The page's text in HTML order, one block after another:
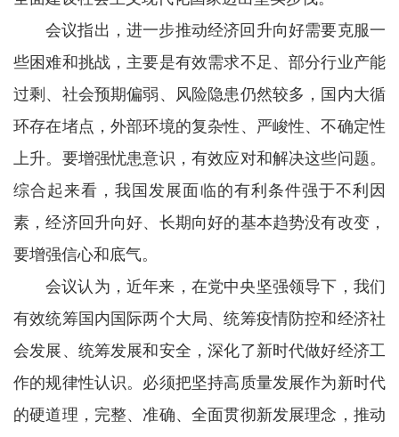
会议指出，进一步推动经济回升向好需要克服一
些困难和挑战，主要是有效需求不足、部分行业产能
过剩、社会预期偏弱、风险隐患仍然较多，国内大循
环存在堵点，外部环境的复杂性、严峻性、不确定性
上升。要增强忧患意识，有效应对和解决这些问题。
综合起来看，我国发展面临的有利条件强于不利因
素，经济回升向好、长期向好的基本趋势没有改变，
要增强信心和底气。
会议认为，近年来，在党中央坚强领导下，我们
有效统筹国内国际两个大局、统筹疫情防控和经济社
会发展、统筹发展和安全，深化了新时代做好经济工
作的规律性认识。必须把坚持高质量发展作为新时代
的硬道理，完整、准确、全面贯彻新发展理念，推动